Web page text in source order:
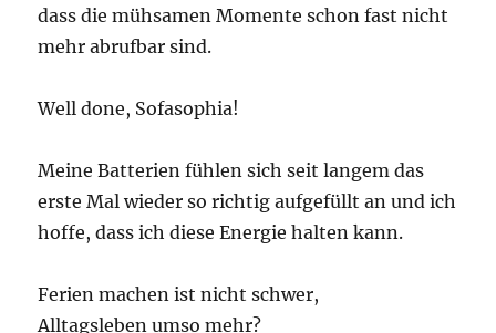
dass die mühsamen Momente schon fast nicht
mehr abrufbar sind.
Well done, Sofasophia!
Meine Batterien fühlen sich seit langem das
erste Mal wieder so richtig aufgefüllt an und ich
hoffe, dass ich diese Energie halten kann.
Ferien machen ist nicht schwer,
Alltagsleben umso mehr?